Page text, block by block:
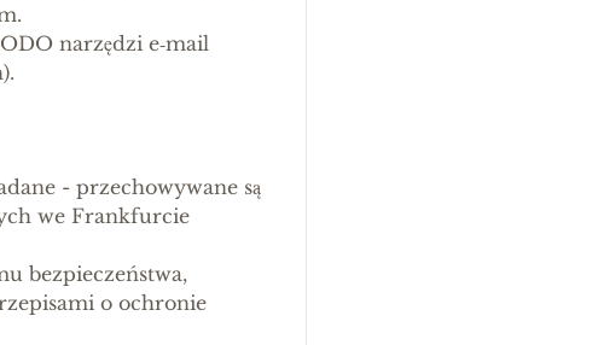
narzędzi e‑mail
- przechowywane są
we Frankfurcie
bezpieczeństwa,
o ochronie